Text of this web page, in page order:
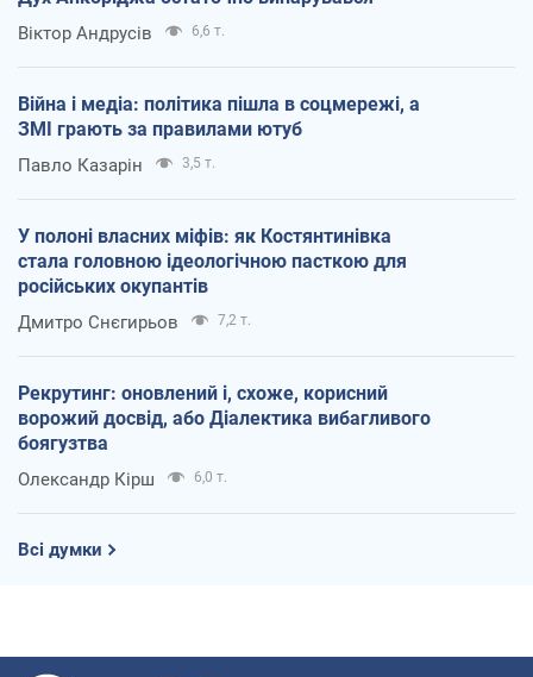
Віктор Андрусів 6,6 т.
Війна і медіа: політика пішла в соцмережі, а
ЗМІ грають за правилами ютуб
Павло Казарін 3,5 т.
У полоні власних міфів: як Костянтинівка
стала головною ідеологічною пасткою для
російських окупантів
Дмитро Снєгирьов 7,2 т.
Рекрутинг: оновлений і, схоже, корисний
ворожий досвід, або Діалектика вибагливого
боягузтва
Олександр Кірш 6,0 т.
Всі думки